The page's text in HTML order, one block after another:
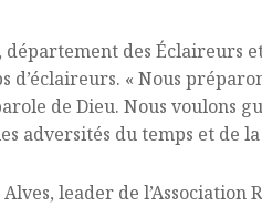
des Éclaireurs
d’éclaireurs. « Nous
de Dieu. Nous voulons
adversités du temps et de la
leader de